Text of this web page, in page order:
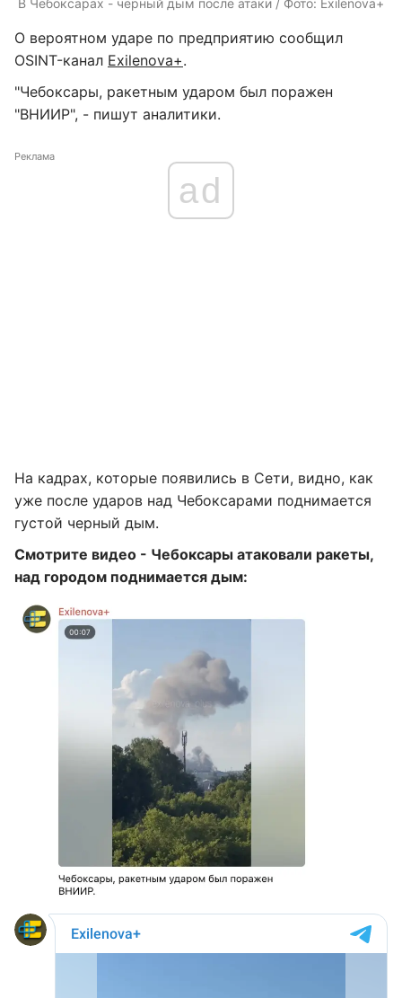
В Чебоксарах - черный дым после атаки / Фото: Exilenova+
О вероятном ударе по предприятию сообщил
OSINT-канал Exilenova+.
"Чебоксары, ракетным ударом был поражен
"ВНИИР", - пишут аналитики.
Реклама
ad
На кадрах, которые появились в Сети, видно, как
уже после ударов над Чебоксарами поднимается
густой черный дым.
Смотрите видео - Чебоксары атаковали ракеты,
над городом поднимается дым: